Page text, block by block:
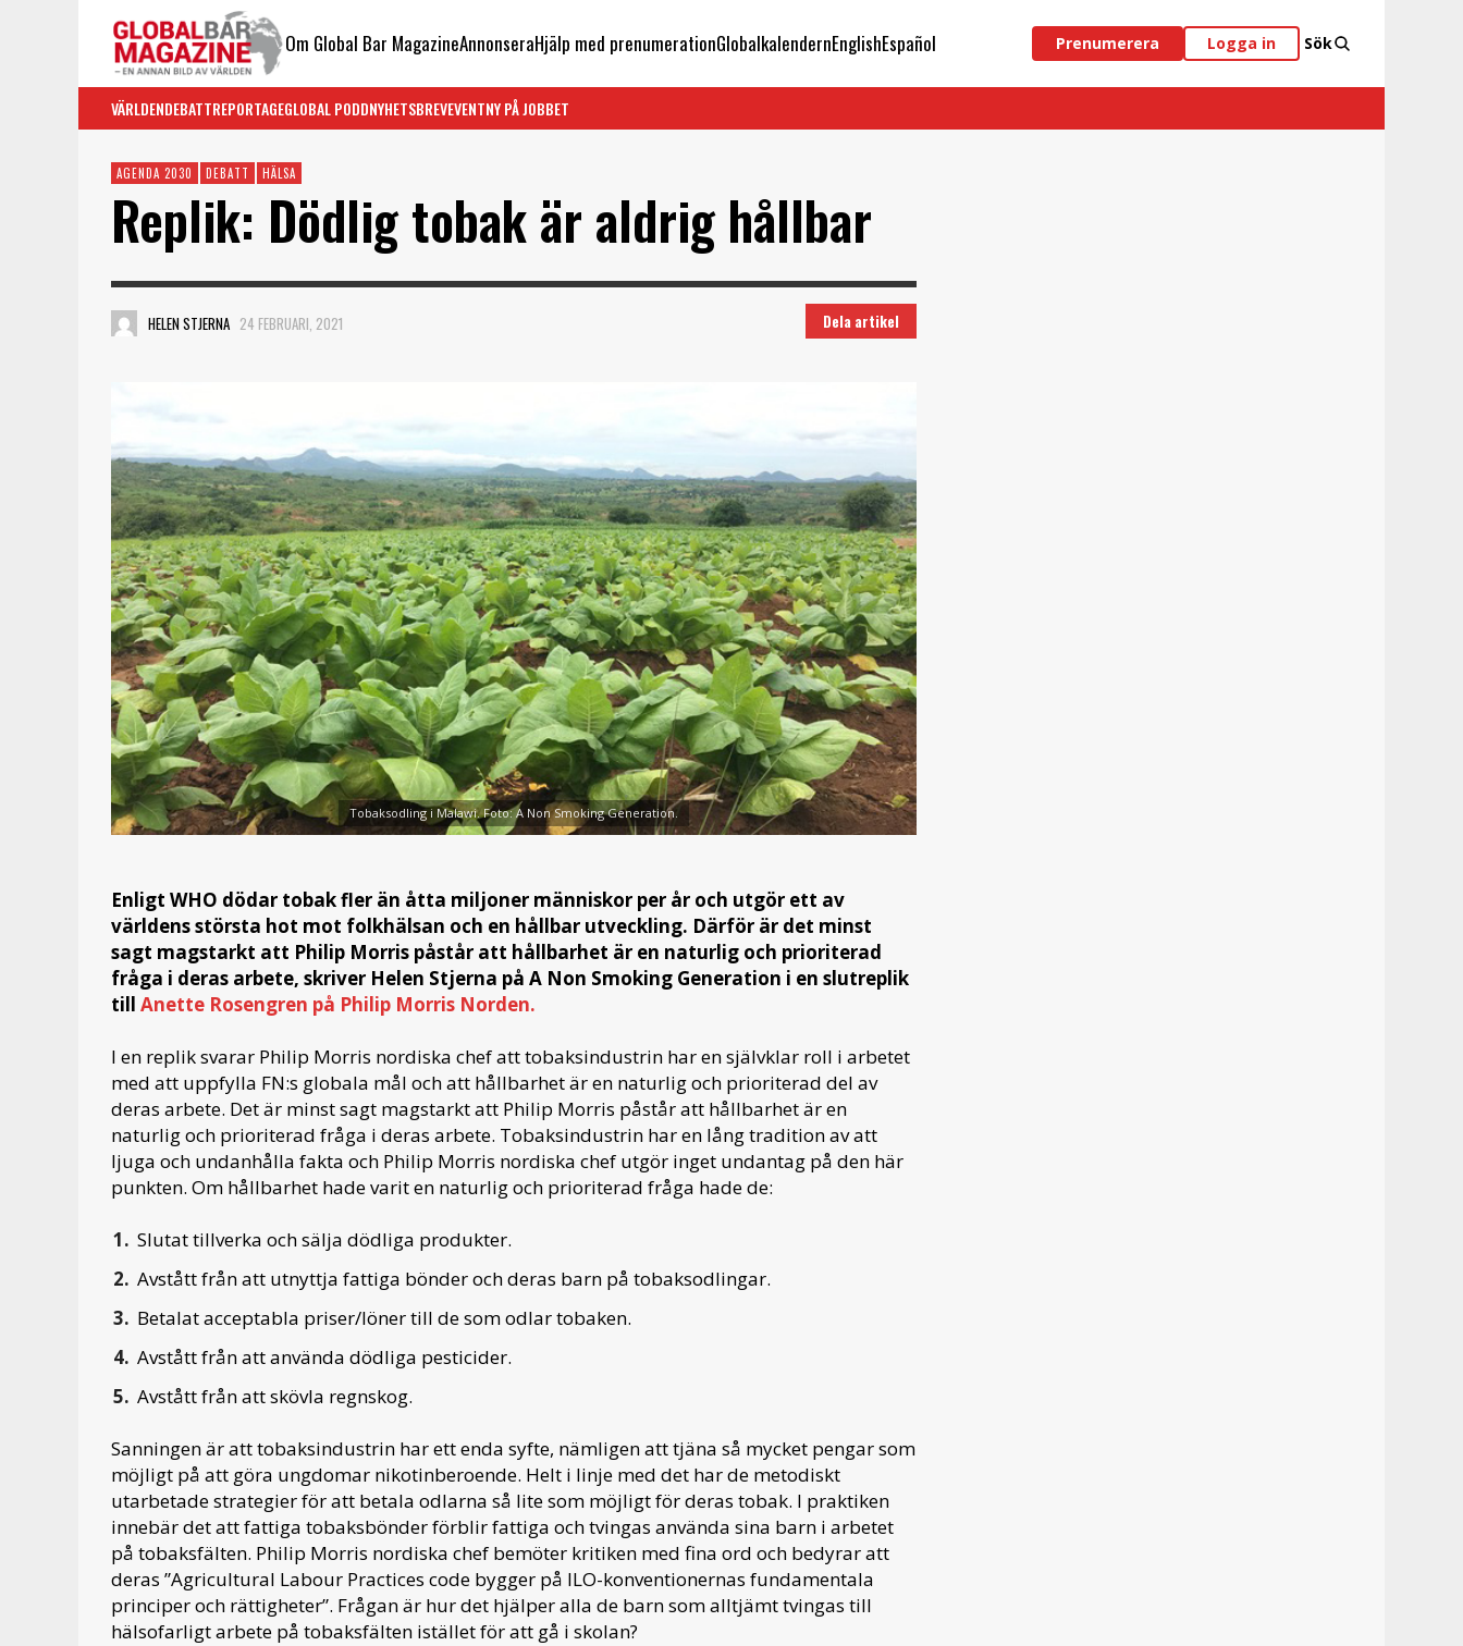
Om Global Bar MagazineAnnonseraHjälp med prenumerationGlobalkalendernEnglishEspañol Prenumerera Logga in Sök
VÄRLDENDEBATTREPORTAGEGLOBAL PODDNYHETSBREVEVENTNY PÅ JOBBET
AGENDA 2030 DEBATT HÄLSA
Replik: Dödlig tobak är aldrig hållbar
HELEN STJERNA 24 FEBRUARI, 2021 Dela artikel
Tobaksodling i Malawi. Foto: A Non Smoking Generation.
Enligt WHO dödar tobak fler än åtta miljoner människor per år och utgör ett av
världens största hot mot folkhälsan och en hållbar utveckling. Därför är det minst
sagt magstarkt att Philip Morris påstår att hållbarhet är en naturlig och prioriterad
fråga i deras arbete, skriver Helen Stjerna på A Non Smoking Generation i en slutreplik
till Anette Rosengren på Philip Morris Norden.
I en replik svarar Philip Morris nordiska chef att tobaksindustrin har en självklar roll i arbetet
med att uppfylla FN:s globala mål och att hållbarhet är en naturlig och prioriterad del av
deras arbete. Det är minst sagt magstarkt att Philip Morris påstår att hållbarhet är en
naturlig och prioriterad fråga i deras arbete. Tobaksindustrin har en lång tradition av att
ljuga och undanhålla fakta och Philip Morris nordiska chef utgör inget undantag på den här
punkten. Om hållbarhet hade varit en naturlig och prioriterad fråga hade de:
Slutat tillverka och sälja dödliga produkter.
Avstått från att utnyttja fattiga bönder och deras barn på tobaksodlingar.
Betalat acceptabla priser/löner till de som odlar tobaken.
Avstått från att använda dödliga pesticider.
Avstått från att skövla regnskog.
Sanningen är att tobaksindustrin har ett enda syfte, nämligen att tjäna så mycket pengar som
möjligt på att göra ungdomar nikotinberoende. Helt i linje med det har de metodiskt
utarbetade strategier för att betala odlarna så lite som möjligt för deras tobak. I praktiken
innebär det att fattiga tobaksbönder förblir fattiga och tvingas använda sina barn i arbetet
på tobaksfälten. Philip Morris nordiska chef bemöter kritiken med fina ord och bedyrar att
deras ”Agricultural Labour Practices code bygger på ILO-konventionernas fundamentala
principer och rättigheter”. Frågan är hur det hjälper alla de barn som alltjämt tvingas till
hälsofarligt arbete på tobaksfälten istället för att gå i skolan?